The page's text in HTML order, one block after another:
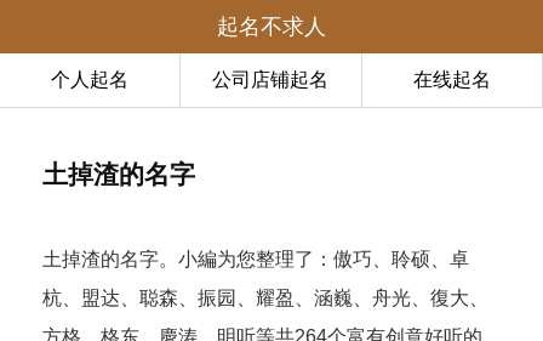
起名不求人
个人起名 公司店铺起名 在线起名
土掉渣的名字
土掉渣的名字。小編为您整理了：傲巧、聆硕、卓
杭、盟达、聪森、振园、耀盈、涵巍、舟光、復大、
方格、格东、慶涛、明听等共264个富有创意好听的